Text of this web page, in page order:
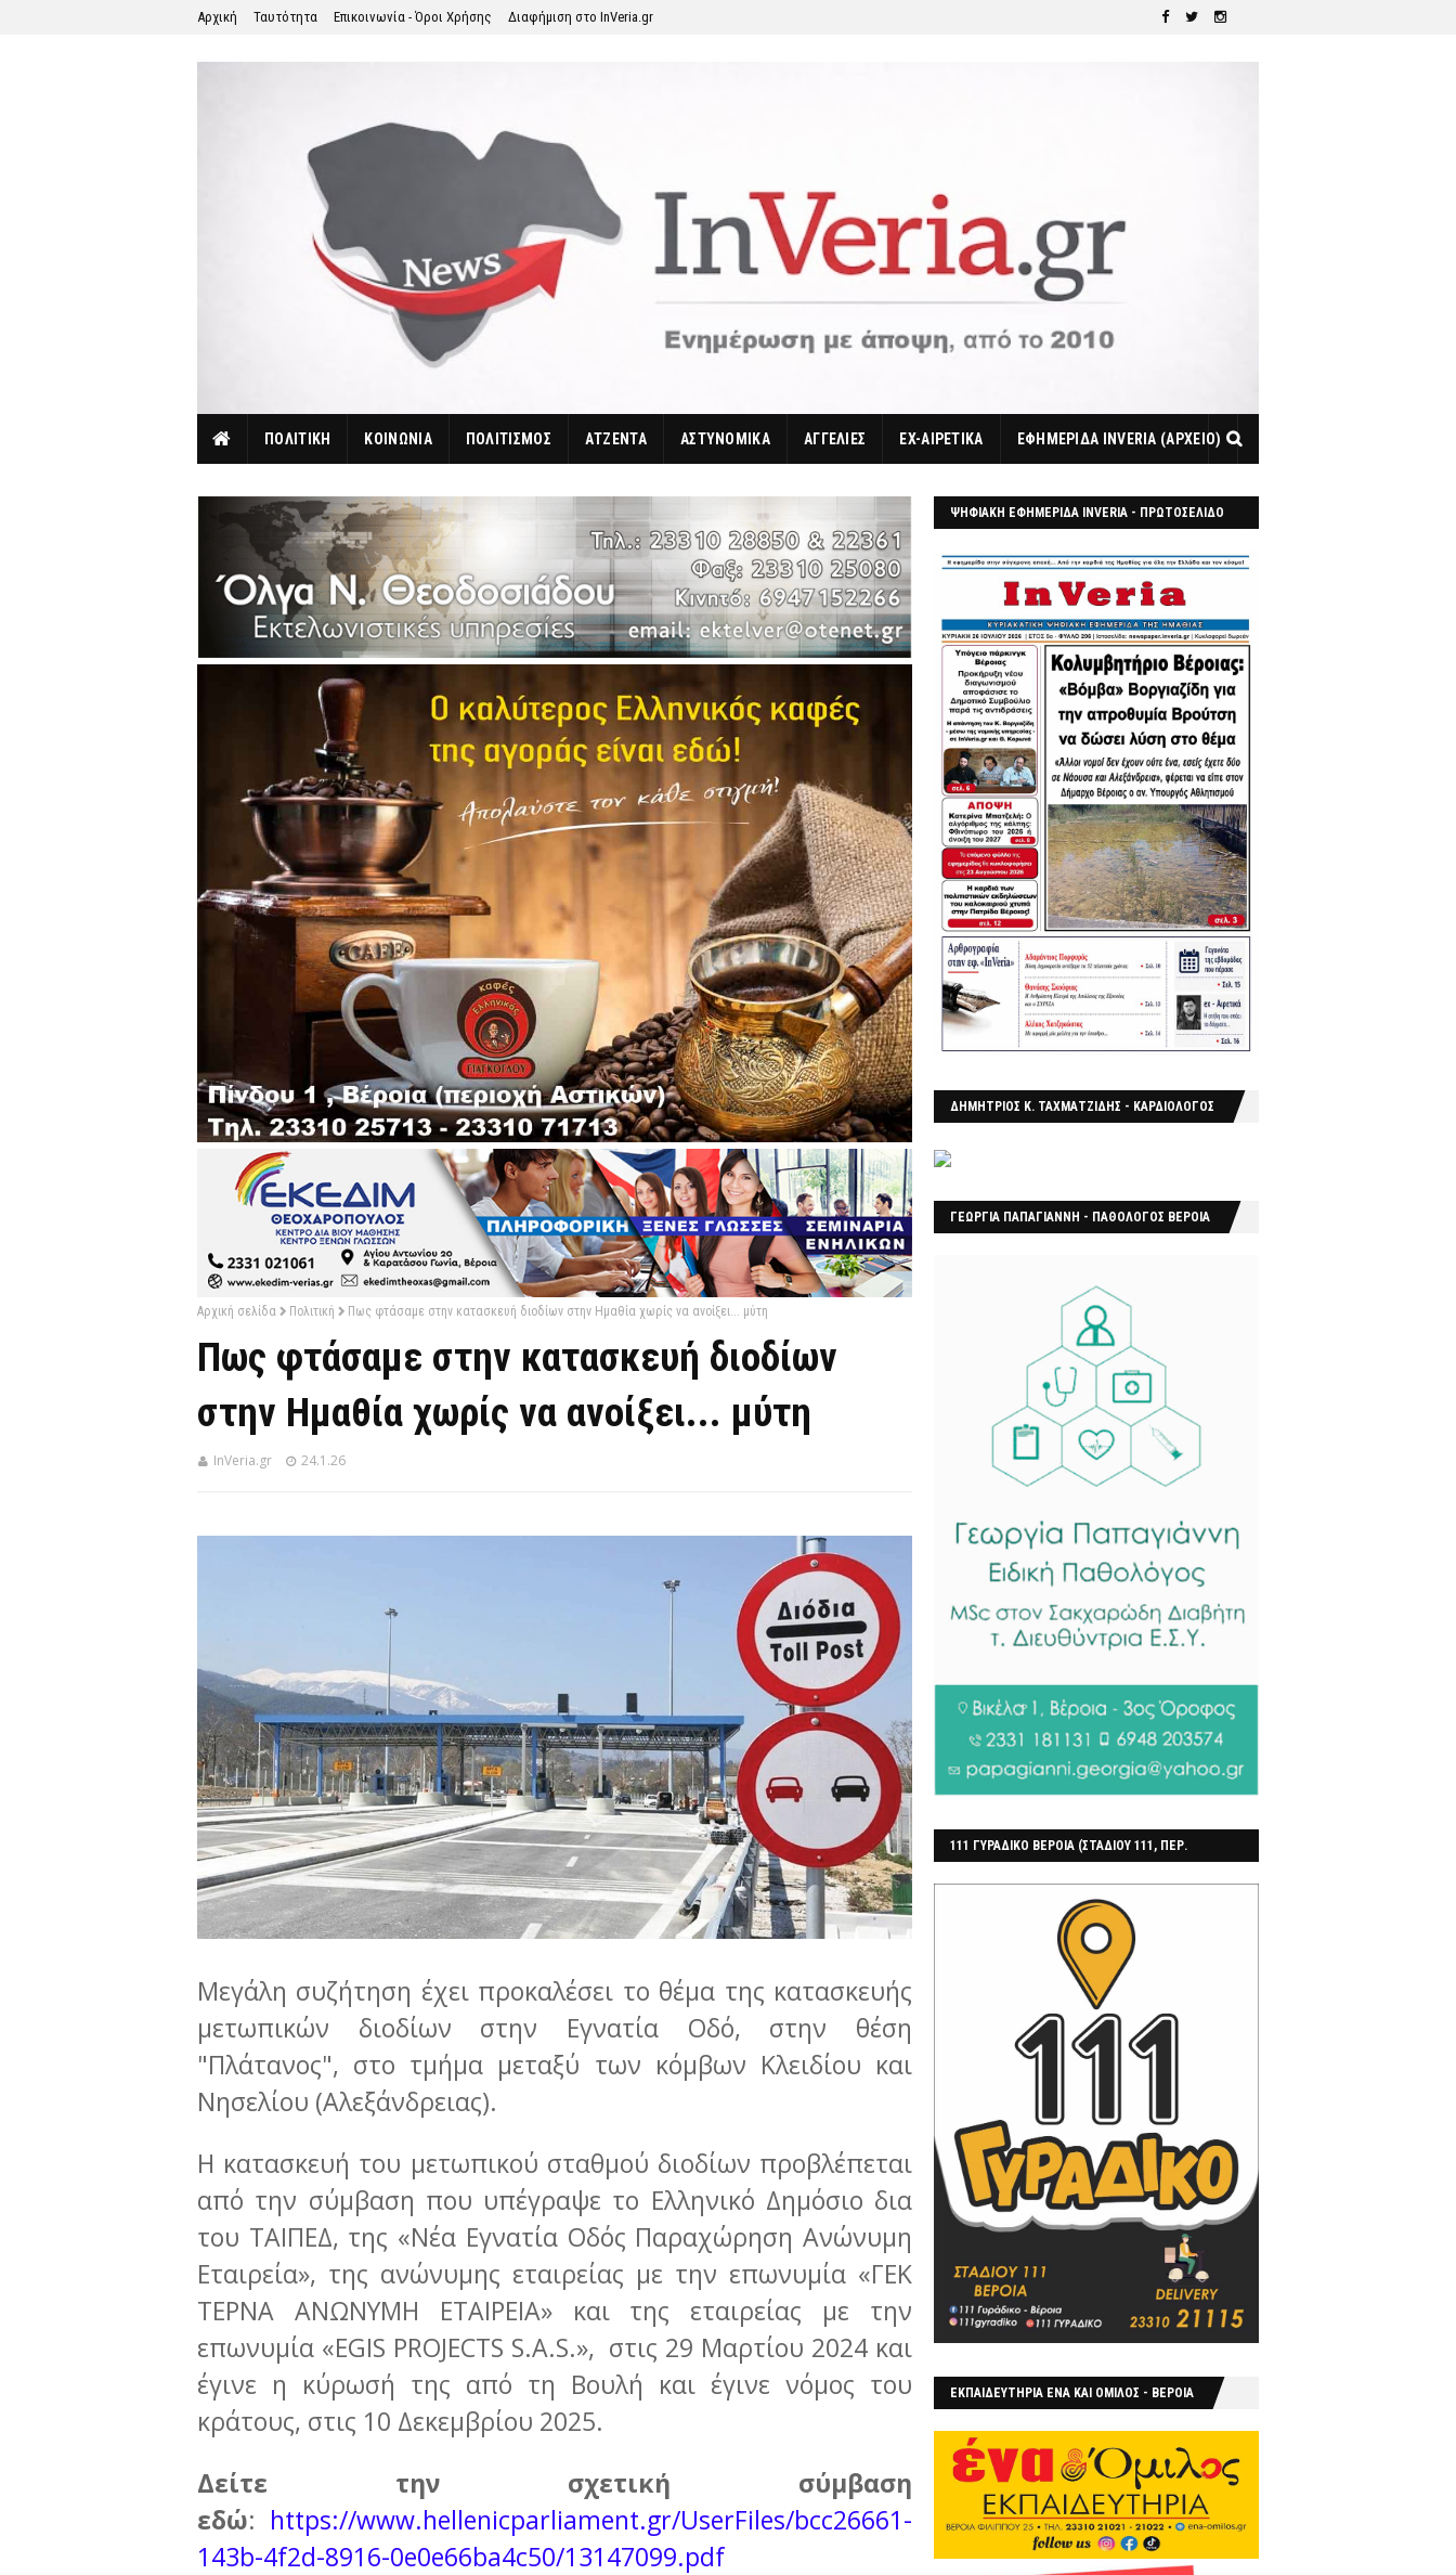
Αρχική Ταυτότητα Επικοινωνία - Όροι Χρήσης Διαφήμιση στο InVeria.gr
ΠΟΛΙΤΙΚΗ ΚΟΙΝΩΝΙΑ ΠΟΛΙΤΙΣΜΟΣ ΑΤΖΕΝΤΑ ΑΣΤΥΝΟΜΙΚΑ ΑΓΓΕΛΙΕΣ EX-ΑΙΡΕΤΙΚΑ ΕΦΗΜΕΡΙΔΑ INVERIA (ΑΡΧΕΙΟ)
Αρχική σελίδα Πολιτική Πως φτάσαμε στην κατασκευή διοδίων στην Ημαθία χωρίς να ανοίξει... μύτη
Πως φτάσαμε στην κατασκευή διοδίων
στην Ημαθία χωρίς να ανοίξει... μύτη
InVeria.gr 24.1.26
Μεγάλη συζήτηση έχει προκαλέσει το θέμα της κατασκευής
μετωπικών διοδίων στην Εγνατία Οδό, στην θέση
"Πλάτανος", στο τμήμα μεταξύ των κόμβων Κλειδίου και
Νησελίου (Αλεξάνδρειας).
Η κατασκευή του μετωπικού σταθμού διοδίων προβλέπεται
από την σύμβαση που υπέγραψε το Ελληνικό Δημόσιο δια
του ΤΑΙΠΕΔ, της «Νέα Εγνατία Οδός Παραχώρηση Ανώνυμη
Εταιρεία», της ανώνυμης εταιρείας με την επωνυμία «ΓΕΚ
ΤΕΡΝΑ ΑΝΩΝΥΜΗ ΕΤΑΙΡΕΙΑ» και της εταιρείας με την
επωνυμία «EGIS PROJECTS S.A.S.», στις 29 Μαρτίου 2024 και
έγινε η κύρωσή της από τη Βουλή και έγινε νόμος του
κράτους, στις 10 Δεκεμβρίου 2025.
Δείτε την σχετική σύμβαση
εδώ: https://www.hellenicparliament.gr/UserFiles/bcc26661-
143b-4f2d-8916-0e0e66ba4c50/13147099.pdf
ΨΗΦΙΑΚΗ ΕΦΗΜΕΡΙΔΑ INVERIA - ΠΡΩΤΟΣΕΛΙΔΟ
ΔΗΜΗΤΡΙΟΣ Κ. ΤΑΧΜΑΤΖΙΔΗΣ - ΚΑΡΔΙΟΛΟΓΟΣ
ΓΕΩΡΓΙΑ ΠΑΠΑΓΙΑΝΝΗ - ΠΑΘΟΛΟΓΟΣ ΒΕΡΟΙΑ
111 ΓΥΡΑΔΙΚΟ ΒΕΡΟΙΑ (ΣΤΑΔΙΟΥ 111, ΠΕΡ.
ΕΚΠΑΙΔΕΥΤΗΡΙΑ ΕΝΑ ΚΑΙ ΟΜΙΛΟΣ - ΒΕΡΟΙΑ